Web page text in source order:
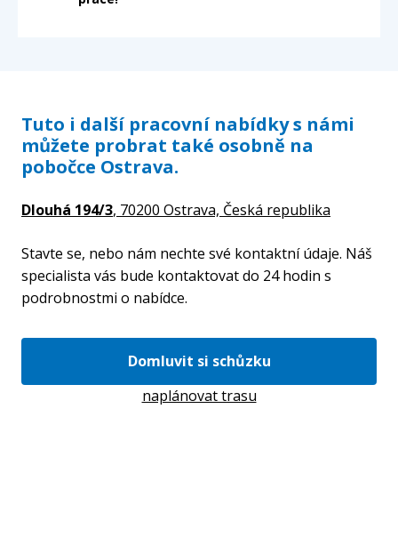
Tuto i další pracovní nabídky s námi
můžete probrat také osobně na
pobočce Ostrava.
Dlouhá 194/3, 70200 Ostrava, Česká republika
Stavte se, nebo nám nechte své kontaktní údaje. Náš
specialista vás bude kontaktovat do 24 hodin s
podrobnostmi o nabídce.
Domluvit si schůzku
naplánovat trasu